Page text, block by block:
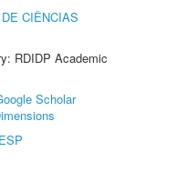
CIÊNCIAS
RDIDP Academic
Scholar